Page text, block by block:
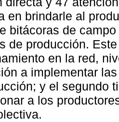
en brindarle al
bitácoras de
de producción.
en la red,
a implementar
y el segundo
a los